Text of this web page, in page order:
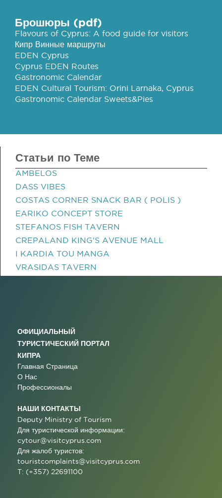
Брошюры (pdf)
Flavours of Cyprus: A food guide for visitors
Кипр Винные маршруты
EDEN Cyprus
Cyprus EDEN Routes
Gastronomic Calendar
EDEN Cultural Tourism: Orini Larnaka, Cyprus
Gastronomic Calendar Sweets&Pies
Статьи по Теме
AMBELOS
DASS VIBES
COSTAS CORNER SNACK BAR ( POLIS )
EARIKO CONCEPT STORE
STEFANOS FISH TAVERN
CREPALAND KING'S AVENUE MALL
I KARDIA TOU MANGA
VRASIDAS TAVERN
ОФИЦИАЛЬНЫЙ
ТУРИСТИЧЕСКИЙ ПОРТАЛ
КИПРА
Главная Страница
О Нас
Профессионалы
НАШИ КОНТАКТЫ
Deputy Ministry of Tourism
Для туристической информации:
cytour@visitcyprus.com
Для жалоб туристов:
touristcomplaints@visitcyprus.com
T: (+357) 22691100